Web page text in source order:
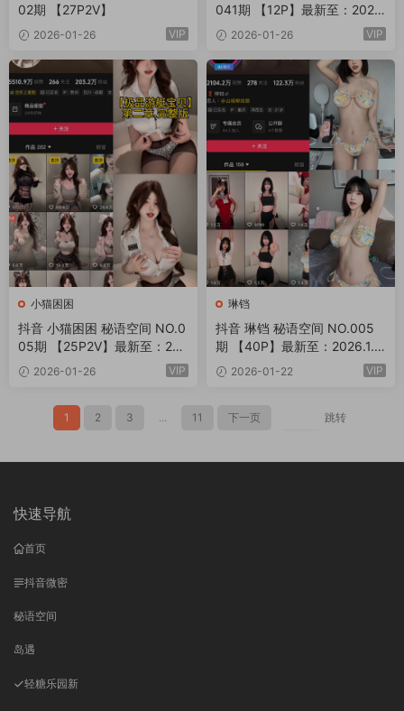
02期 【27P2V】
2026-01-26 VIP
041期 【12P】最新至：2026.
1.292026-01-26 VIP
小猫困困
抖音 小猫困困 秘语空间 NO.0
05期 【25P2V】最新至：202
6.1.292026-01-26 VIP
琳铛
抖音 琳铛 秘语空间 NO.005
期 【40P】最新至：2026.1.2
5 2026-01-22 VIP
1 2 3 ... 11 下一页 跳转
快速导航
首页
抖音微密
秘语空间
岛遇
轻糖乐园新